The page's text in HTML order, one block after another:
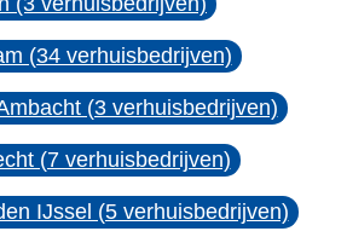
(34 verhuisbedrijven)
(3 verhuisbedrijven)
(7 verhuisbedrijven)
IJssel (5 verhuisbedrijven)